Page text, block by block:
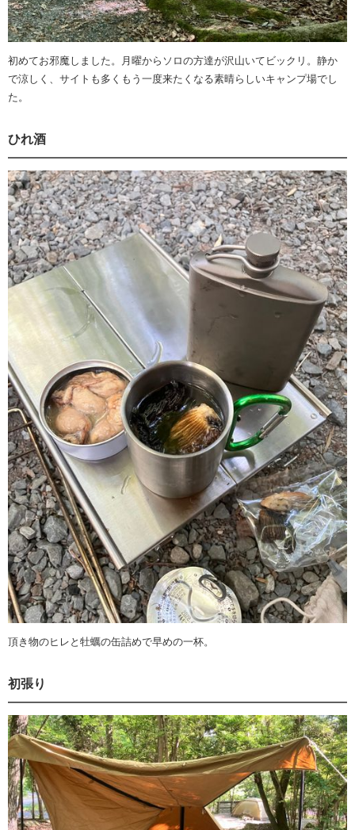
初めてお邪魔しました。月曜からソロの方達が沢山いてビックリ。静か
で涼しく、サイトも多くもう一度来たくなる素晴らしいキャンプ場でし
た。
ひれ酒
頂き物のヒレと牡蠣の缶詰めで早めの一杯。
初張り